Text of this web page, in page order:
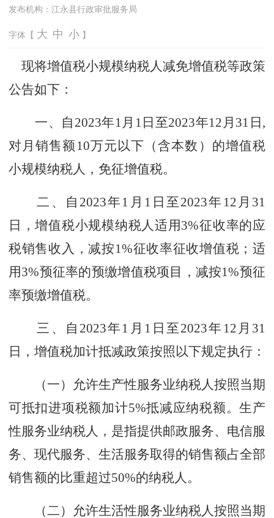
发布机构： 江永县行政审批服务局
字体【 大 中 小 】
现将增值税小规模纳税人减免增值税等政策
公告如下：
一、自2023年1月1日至2023年12月31日,
对月销售额10万元以下（含本数）的增值税
小规模纳税人，免征增值税。
二、自2023年1月1日至2023年12月31
日，增值税小规模纳税人适用3%征收率的应
税销售收入，减按1%征收率征收增值税；适
用3%预征率的预缴增值税项目，减按1%预征
率预缴增值税。
三、自2023年1月1日至2023年12月31
日，增值税加计抵减政策按照以下规定执行：
（一）允许生产性服务业纳税人按照当期
可抵扣进项税额加计5%抵减应纳税额。生产
性服务业纳税人，是指提供邮政服务、电信服
务、现代服务、生活服务取得的销售额占全部
销售额的比重超过50%的纳税人。
（二）允许生活性服务业纳税人按照当期